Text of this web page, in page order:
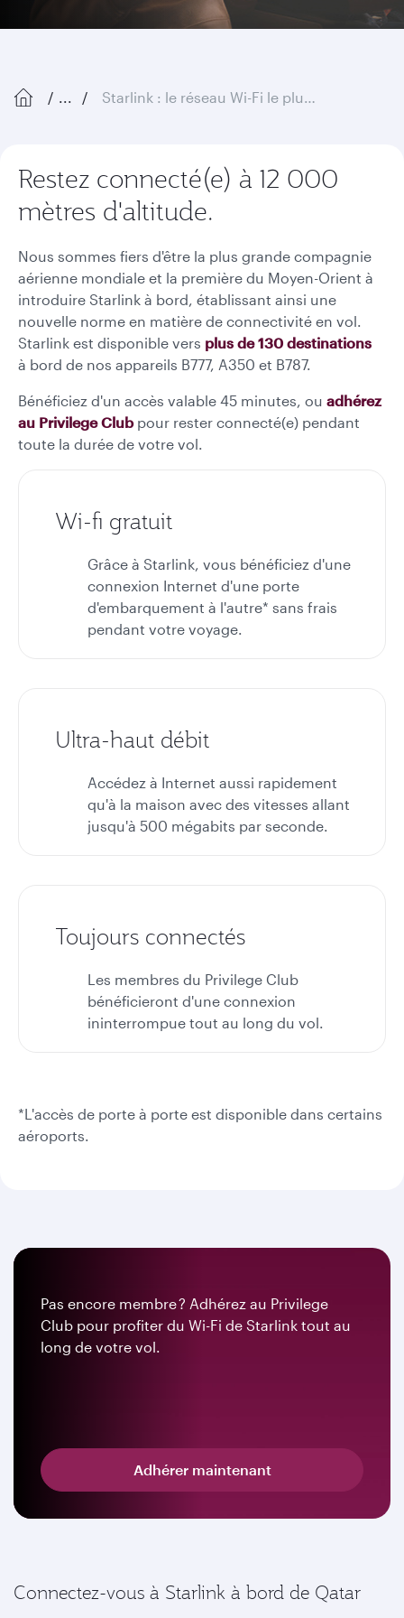
... Starlink : le réseau Wi-Fi le plus rapide dans le ciel
Restez connecté(e) à 12 000
mètres d'altitude.
Nous sommes fiers d'être la plus grande compagnie
aérienne mondiale et la première du Moyen-Orient à
introduire Starlink à bord, établissant ainsi une
nouvelle norme en matière de connectivité en vol.
Starlink est disponible vers plus de 130 destinations
à bord de nos appareils B777, A350 et B787.
Bénéficiez d'un accès valable 45 minutes, ou adhérez
au Privilege Club pour rester connecté(e) pendant
toute la durée de votre vol.
Wi-fi gratuit
Grâce à Starlink, vous bénéficiez d'une
connexion Internet d'une porte
d'embarquement à l'autre* sans frais
pendant votre voyage.
Ultra-haut débit
Accédez à Internet aussi rapidement
qu'à la maison avec des vitesses allant
jusqu'à 500 mégabits par seconde.
Toujours connectés
Les membres du Privilege Club
bénéficieront d'une connexion
ininterrompue tout au long du vol.
*L'accès de porte à porte est disponible dans certains
aéroports.
Pas encore membre ? Adhérez au Privilege
Club pour profiter du Wi-Fi de Starlink tout au
long de votre vol.
Adhérer maintenant
Connectez-vous à Starlink à bord de Qatar